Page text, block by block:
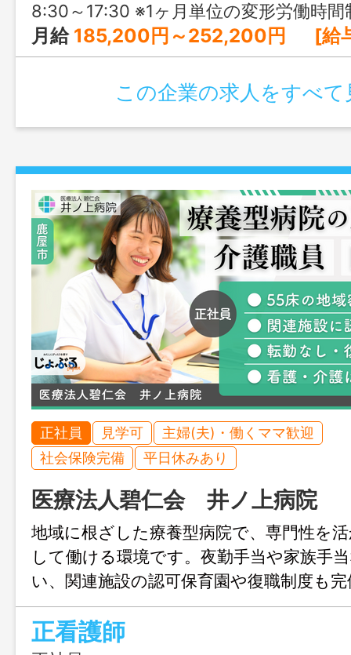
8:30～17:30 ※1ヶ月単位の変形労働時間
月給 185,200円～252,200円 [給与の内訳] 基本給：179,000円～246,000円 ベースアップ手当：6,200
この企業の求人をすべて
正社員 見学可
主婦(夫)・働くママ歓迎
社会保険完備
平日休みあり
医療法人碧仁会 井ノ上病院
地域に根ざした療養型病院で、専門性を
して働ける環境です。夜勤手当や家族手
い、関連施設の認可保育園や復職制度も
ージが変わっても続けやすく、腰を据え
い方におすすめです。
正看護師